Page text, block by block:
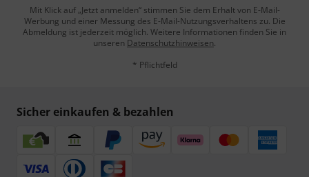
Mit Klick auf „Jetzt anmelden“ stimmen Sie dem Erhalt von E-Mail-
Werbung und einer Messung des E-Mail-Nutzungsverhaltens zu. Die
Abmeldung ist jederzeit möglich. Weitere Informationen finden Sie in
unseren Datenschutzhinweisen.
* Pflichtfeld
Sicher einkaufen & bezahlen